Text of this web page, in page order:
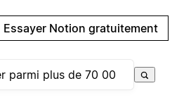
Essayer Notion gratuitement